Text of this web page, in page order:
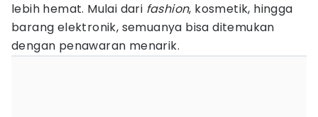
lebih hemat. Mulai dari fashion, kosmetik, hingga
barang elektronik, semuanya bisa ditemukan
dengan penawaran menarik.